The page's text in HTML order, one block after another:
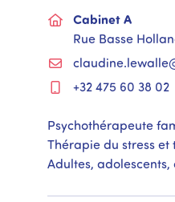
Cabinet A
Rue Basse
+32 475 60 38 02
Psychothérapeute
Thérapie du stress et
Adultes,